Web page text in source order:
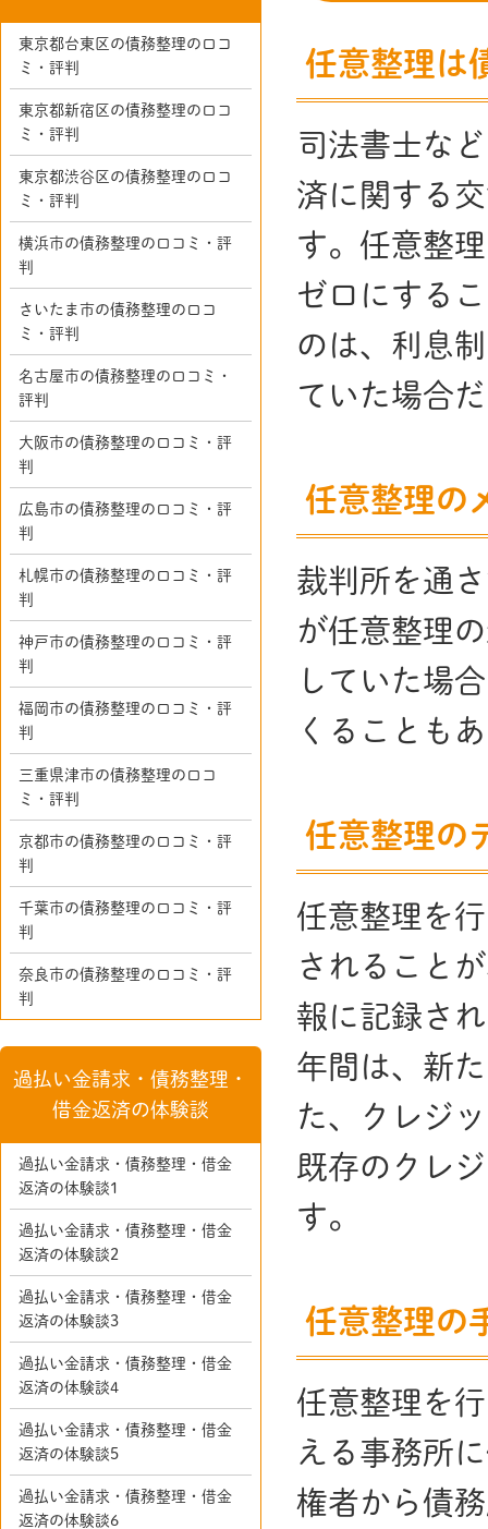
任意整理は
司法書士な
済に関する
す。任意整
ゼロにする
のは、利息
ていた場合
任意整理の
裁判所を通
が任意整理
していた場
くることも
任意整理の
任意整理を
されること
報に記録さ
年間は、新
た、クレジ
既存のクレ
す。
任意整理の
任意整理を
える事務所
権者から債
東京都台東区の債務整理の口コ
ミ・評判
東京都新宿区の債務整理の口コ
ミ・評判
東京都渋谷区の債務整理の口コ
ミ・評判
横浜市の債務整理の口コミ・評
判
さいたま市の債務整理の口コ
ミ・評判
名古屋市の債務整理の口コミ・
評判
大阪市の債務整理の口コミ・評
判
広島市の債務整理の口コミ・評
判
札幌市の債務整理の口コミ・評
判
神戸市の債務整理の口コミ・評
判
福岡市の債務整理の口コミ・評
判
三重県津市の債務整理の口コ
ミ・評判
京都市の債務整理の口コミ・評
判
千葉市の債務整理の口コミ・評
判
奈良市の債務整理の口コミ・評
判
過払い金請求・債務整理・
借金返済の体験談
過払い金請求・債務整理・借金
返済の体験談1
過払い金請求・債務整理・借金
返済の体験談2
過払い金請求・債務整理・借金
返済の体験談3
過払い金請求・債務整理・借金
返済の体験談4
過払い金請求・債務整理・借金
返済の体験談5
過払い金請求・債務整理・借金
返済の体験談6